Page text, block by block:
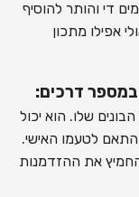
די והותר להוסיף
אפילו מתכון
במספר דרכים:
שלו. הוא יכול
לטעמו האישי.
את ההזדמנות